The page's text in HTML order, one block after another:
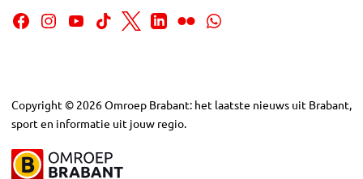
Copyright © 2026Omroep Brabant: het laatste nieuws uit Brabant,
sport en informatie uit jouw regio.